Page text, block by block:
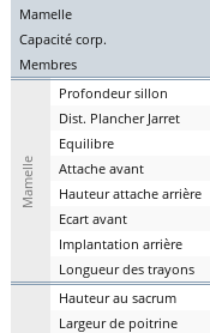
Mamelle
Capacité corp.
Membres
Mamelle
Profondeursillon
Dist. Plancher Jarret
Equilibre
Attache avant
Hauteurattache arrière
Ecart avant
Implantation arrière
Longueur des trayons
Hauteur au sacrum
Largeur de poitrine